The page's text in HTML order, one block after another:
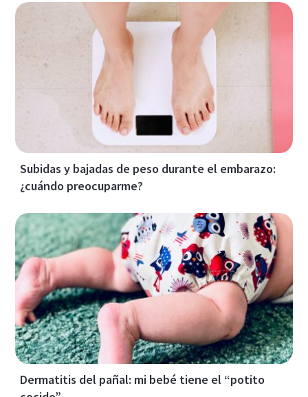
Subidas y bajadas de peso durante el embarazo:
¿cuándo preocuparme?
Dermatitis del pañal: mi bebé tiene el “potito